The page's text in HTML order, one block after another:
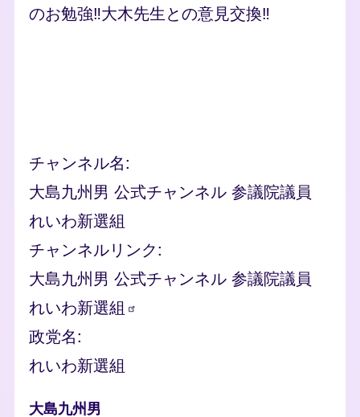
のお勉強‼️大木先生との意見交換‼️
チャンネル名
大島九州男 公式チャンネル 参議院議員
れいわ新選組
チャンネルリンク
大島九州男 公式チャンネル 参議院議員
れいわ新選組
政党名
れいわ新選組
大島九州男